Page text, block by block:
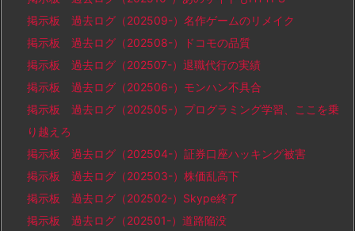
掲示板 過去ログ（202509-）名作ゲームのリメイク
掲示板 過去ログ（202508-）ドコモの品質
掲示板 過去ログ（202507-）退職代行の実績
掲示板 過去ログ（202506-）モンハン不具合
掲示板 過去ログ（202505-）プログラミング学習、ここを乗
り越えろ
掲示板 過去ログ（202504-）証券口座ハッキング被害
掲示板 過去ログ（202503-）株価乱高下
掲示板 過去ログ（202502-）Skype終了
掲示板 過去ログ（202501-）道路陥没